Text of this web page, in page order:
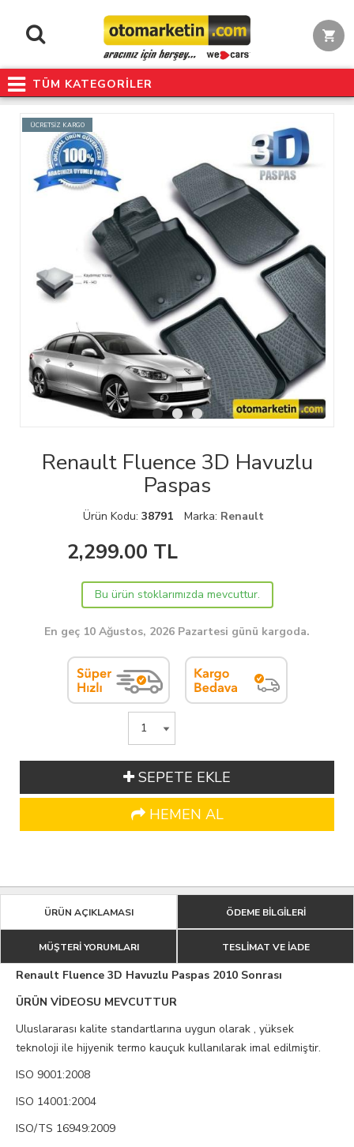
TÜM KATEGORİLER
ÜCRETSİZ KARGO
Renault Fluence 3D Havuzlu
Paspas
Ürün Kodu: 38791 Marka: Renault
2,299.00 TL
Bu ürün stoklarımızda mevcuttur.
En geç 10 Ağustos, 2026 Pazartesi günü kargoda.
SEPETE EKLE
HEMEN AL
ÜRÜN AÇIKLAMASI ÖDEME BİLGİLERİ
MÜŞTERİ YORUMLARI TESLİMAT VE İADE
Renault Fluence 3D Havuzlu Paspas 2010 Sonrası
ÜRÜN VİDEOSU MEVCUTTUR
Uluslararası kalite standartlarına uygun olarak , yüksek
teknoloji ile hijyenik termo kauçuk kullanılarak imal edilmiştir.
ISO 9001:2008
ISO 14001:2004
ISO/TS 16949:2009